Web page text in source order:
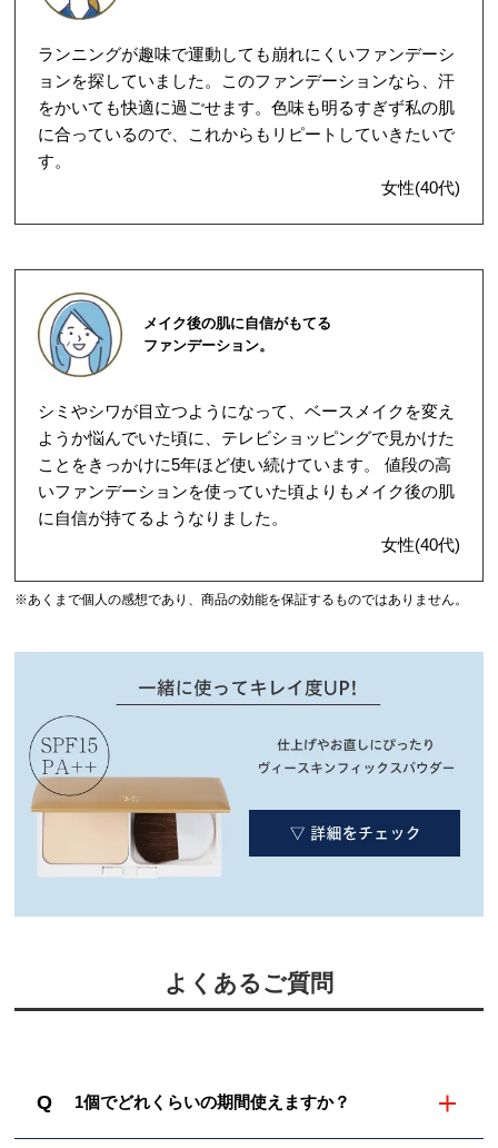
ランニングが趣味で運動しても崩れにくいファンデーシ
ョンを探していました。このファンデーションなら、汗
をかいても快適に過ごせます。色味も明るすぎず私の肌
に合っているので、これからもリピートしていきたいで
す。
女性(40代)
メイク後の肌に自信がもてる
ファンデーション。
シミやシワが目立つようになって、ベースメイクを変え
ようか悩んでいた頃に、テレビショッピングで見かけた
ことをきっかけに5年ほど使い続けています。 値段の高
いファンデーションを使っていた頃よりもメイク後の肌
に自信が持てるようなりました。
女性(40代)
※あくまで個人の感想であり、商品の効能を保証するものではありません。
よくあるご質問
Q 1個でどれくらいの期間使えますか？